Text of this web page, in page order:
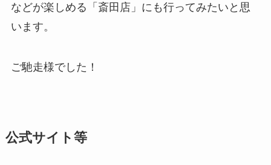
などが楽しめる「斎田店」にも行ってみたいと思
います。
ご馳走様でした！
公式サイト等